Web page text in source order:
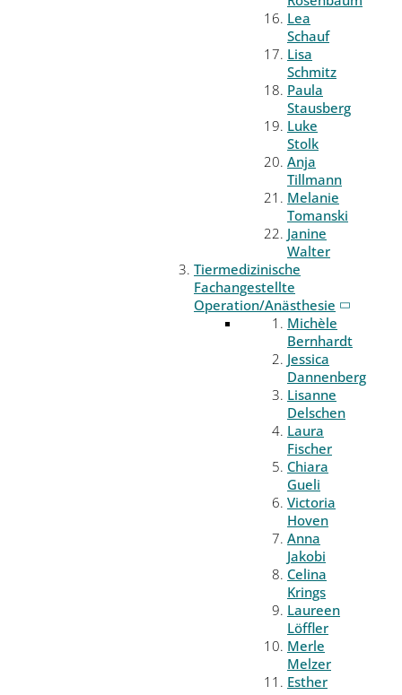
Lea
Schauf
Lisa
Schmitz
Paula
Stausberg
Luke
Stolk
Anja
Tillmann
Melanie
Tomanski
Janine
Walter
Tiermedizinische
Fachangestellte
Operation/Anästhesie
Michèle
Bernhardt
Jessica
Dannenberg
Lisanne
Delschen
Laura
Fischer
Chiara
Gueli
Victoria
Hoven
Anna
Jakobi
Celina
Krings
Laureen
Löffler
Merle
Melzer
Esther